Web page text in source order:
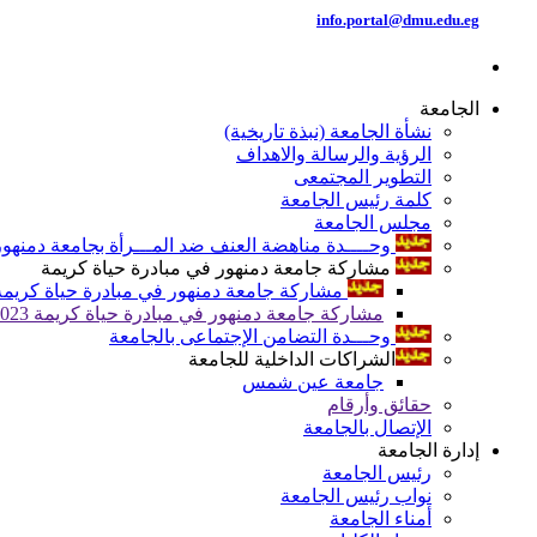
info.portal@dmu.edu.eg
الجامعة
نشأة الجامعة (نبذة تاريخية)
الرؤية والرسالة والاهداف
التطوير المجتمعى
كلمة رئيس الجامعة
مجلس الجامعة
وحــــدة مناهضة العنف ضد المـــرأة بجامعة
مشاركة جامعة دمنهور في مبادرة حياة كريمة
مشاركة جامعة دمنهور في مبادرة حياة كريمة
مشاركة جامعة دمنهور في مبادرة حياة كريمة 2023
وحـــدة التضامن الإجتماعى بالجامعة
الشراكات الداخلية للجامعة
جامعة عين شمس
حقائق وأرقام
الإتصال بالجامعة
إدارة الجامعة
رئيس الجامعة
نواب رئيس الجامعة
أمناء الجامعة